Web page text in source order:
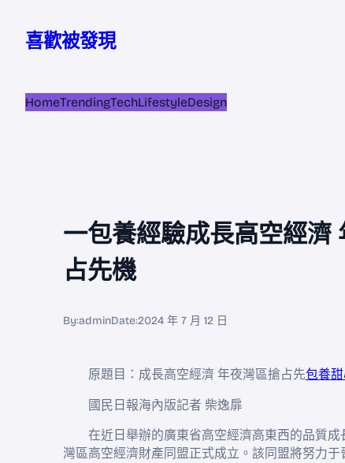
喜歡被發現
HomeTrendingTechLifestyleDesign
一包養經驗成長高空經濟
占先機
By:adminDate:2024 年 7 月 12 日
原題目：成長高空經濟 年夜灣區搶占先包養
國民日報海內版記者 柴逸扉
在近日舉辦的廣東省高空經濟高東西的品質
灣區高空經濟財產同盟正式成立。該同盟將努力